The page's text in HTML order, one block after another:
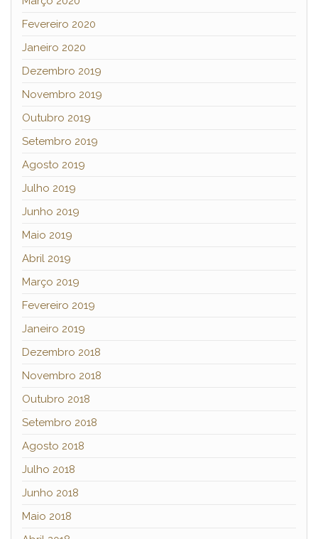
Fevereiro 2020
Janeiro 2020
Dezembro 2019
Novembro 2019
Outubro 2019
Setembro 2019
Agosto 2019
Julho 2019
Junho 2019
Maio 2019
Abril 2019
Março 2019
Fevereiro 2019
Janeiro 2019
Dezembro 2018
Novembro 2018
Outubro 2018
Setembro 2018
Agosto 2018
Julho 2018
Junho 2018
Maio 2018